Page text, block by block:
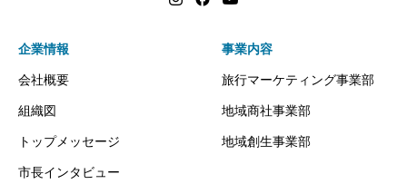
企業情報
会社概要
組織図
トップメッセージ
市長インタビュー
事業内容
旅行マーケティング事業部
地域商社事業部
地域創生事業部